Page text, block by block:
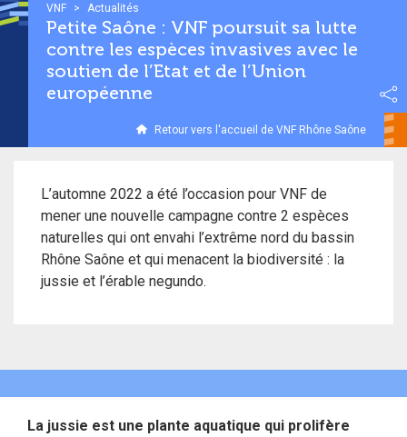
VNF > Actualités
Petite Saône : VNF poursuit sa lutte
contre les espèces invasives avec le
soutien de l’Etat et de l’Union
européenne
Retour vers l'accueil de VNF Rhône Saône
L’automne 2022 a été l’occasion pour VNF de
mener une nouvelle campagne contre 2 espèces
naturelles qui ont envahi l’extrême nord du bassin
Rhône Saône et qui menacent la biodiversité : la
jussie et l’érable negundo.
La jussie est une plante aquatique qui prolifère